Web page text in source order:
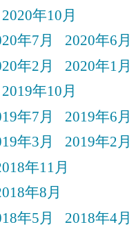
2020年10月
年7月
2020年6月
年2月
2020年1月
2019年10月
年7月
2019年6月
年3月
2019年2月
年11月
年8月
年5月
2018年4月